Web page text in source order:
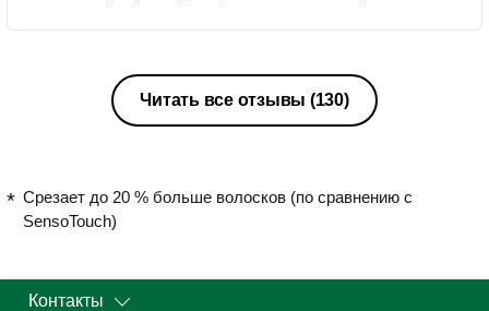
Читать все отзывы (130)
Срезает до 20 % больше волосков (по сравнению с
SensoTouch)
Контакты